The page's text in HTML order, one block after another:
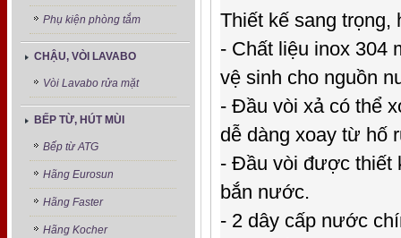
Phụ kiện phòng tắm
CHẬU, VÒI LAVABO
Vòi Lavabo rửa mặt
BẾP TỪ, HÚT MÙI
Bếp từ ATG
Hãng Eurosun
Hãng Faster
Hãng Kocher
Thiết kế sang
- Chất liệu inox 304
vệ sinh cho nguồn
- Đầu vòi xả có thể
dễ dàng xoay từ hố
- Đầu vòi được thiết
bắn nước.
- 2 dây cấp nước